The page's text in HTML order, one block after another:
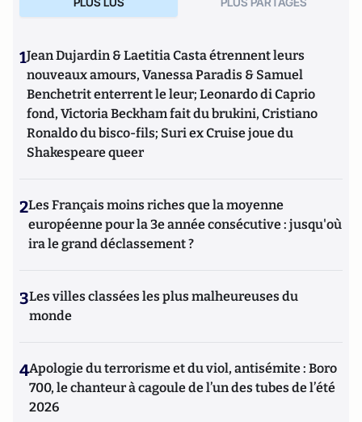
1Jean Dujardin & Laetitia Casta étrennent leurs
nouveaux amours, Vanessa Paradis & Samuel
Benchetrit enterrent le leur; Leonardo di Caprio
fond, Victoria Beckham fait du brukini, Cristiano
Ronaldo du bisco-fils; Suri ex Cruise joue du
Shakespeare queer
2Les Français moins riches que la moyenne
européenne pour la 3e année consécutive : jusqu'où
ira le grand déclassement ?
3Les villes classées les plus malheureuses du
monde
4Apologie du terrorisme et du viol, antisémite : Boro
700, le chanteur à cagoule de l’un des tubes de l’été
2026